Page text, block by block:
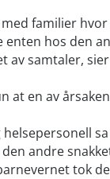
med familier
enten hos den
av samtaler,
at en av
andre
tok